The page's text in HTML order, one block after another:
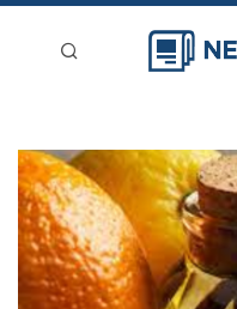
新聞稿分類
登入
刊登